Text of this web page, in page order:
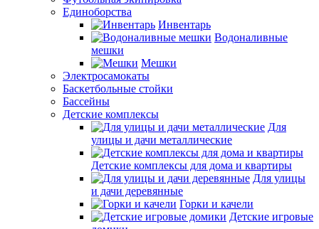
Единоборства
Инвентарь
Водоналивные
мешки
Мешки
Электросамокаты
Баскетбольные стойки
Бассейны
Детские комплексы
Для
улицы и дачи металлические
Детские комплексы для дома и квартиры
Для улицы
и дачи деревянные
Горки и качели
Детские игровые